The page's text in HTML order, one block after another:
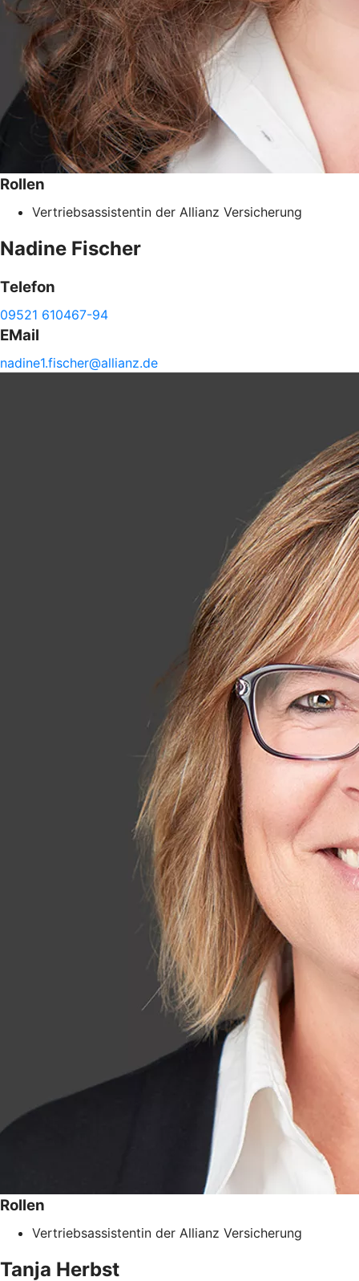
Rollen
Vertriebsassistentin der Allianz Versicherung
Nadine Fischer
Telefon
09521 610467-94
EMail
nadine1.fischer@allianz.de
Rollen
Vertriebsassistentin der Allianz Versicherung
Tanja Herbst